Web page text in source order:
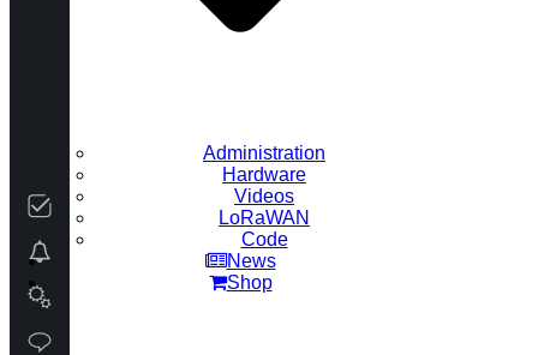
Administration
Hardware
Videos
LoRaWAN
Code
News
Shop